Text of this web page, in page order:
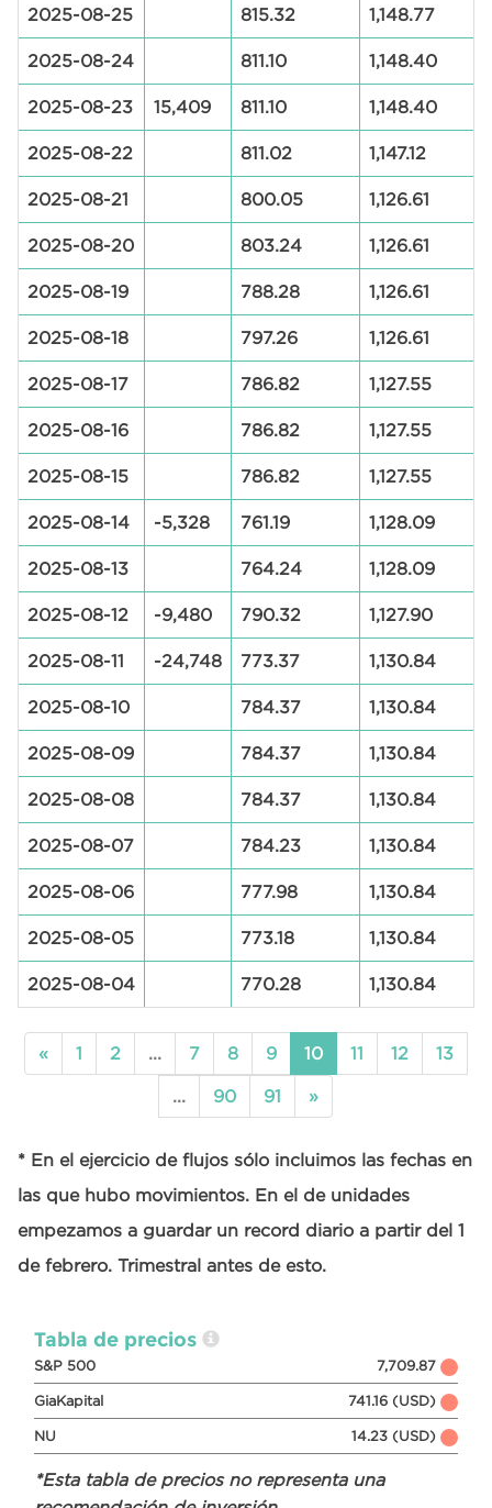
2025-08-25 815.32 1,148.77
2025-08-24 811.10 1,148.40
2025-08-23 15,409 811.10 1,148.40
2025-08-22 811.02 1,147.12
2025-08-21 800.05 1,126.61
2025-08-20 803.24 1,126.61
2025-08-19 788.28 1,126.61
2025-08-18 797.26 1,126.61
2025-08-17 786.82 1,127.55
2025-08-16 786.82 1,127.55
2025-08-15 786.82 1,127.55
2025-08-14 -5,328 761.19 1,128.09
2025-08-13 764.24 1,128.09
2025-08-12 -9,480 790.32 1,127.90
2025-08-11 -24,748 773.37 1,130.84
2025-08-10 784.37 1,130.84
2025-08-09 784.37 1,130.84
2025-08-08 784.37 1,130.84
2025-08-07 784.23 1,130.84
2025-08-06 777.98 1,130.84
2025-08-05 773.18 1,130.84
2025-08-04 770.28 1,130.84
« 1 2 ... 7 8 9 10 11 12 13
... 90 91 »
* En el ejercicio de flujos sólo incluimos las fechas en
las que hubo movimientos. En el de unidades
empezamos a guardar un record diario a partir del 1
de febrero. Trimestral antes de esto.
Tabla de precios
S&P 500 7,709.87
GiaKapital 741.16 (USD)
NU 14.23 (USD)
*Esta tabla de precios no representa una